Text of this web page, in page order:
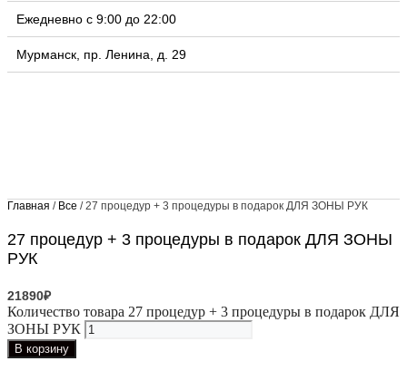
Ежедневно с 9:00 до 22:00
Мурманск, пр. Ленина, д. 29
Главная / Все / 27 процедур + 3 процедуры в подарок ДЛЯ ЗОНЫ РУК
27 процедур + 3 процедуры в подарок ДЛЯ ЗОНЫ
РУК
21890₽
Количество товара 27 процедур + 3 процедуры в подарок ДЛЯ
ЗОНЫ РУК
В корзину